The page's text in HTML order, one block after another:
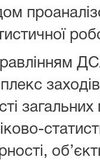
загальних